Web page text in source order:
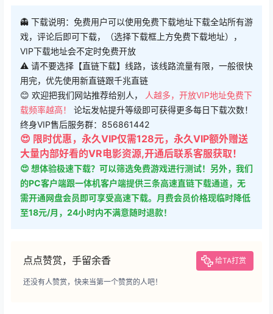
👻 下载说明：免费用户可以使用免费下载地址下载全站所有游
戏，评论后即可下载，（选择下载框上方免费下载地址），
VIP下载地址会不定时免费开放
⚠ 请不要选择【直链下载】线路，该线路流量有限，一般很快
用完，优先使用新直链跟千兆直链
😊 欢迎把我们网站推荐给别人，
人越多，开放VIP地址免费下
载频率越高！ 论坛发帖提升等级即可获得更多每日下载次数！
终身VIP售后服务群：856861442
😍 限时优惠，永久VIP仅需128元，永久VIP额外赠送
大量内部好看的VR电影资源,开通后联系客服获取！
😍 想体验极速下载？可以筛选免费游戏进行测试！另外，我们
的PC客户端跟一体机客户端提供三条高速直链下载通道，无
需开通网盘会员即可享受高速下载。月费会员价格现临时降低
至18元/月，24小时内不满意随时退款！
点点赞赏，手留余香 给TA打赏
还没有人赞赏，快来当第一个赞赏的人吧！